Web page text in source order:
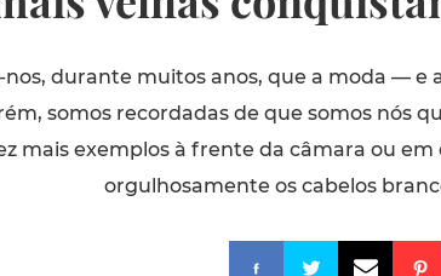
nos, durante muitos anos, que a moda —
somos recordadas de que somos nós
mais exemplos à frente da câmara ou em
orgulhosamente os cabelos